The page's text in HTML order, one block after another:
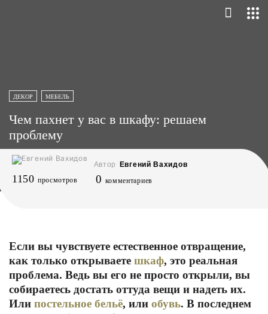
ДЕКОР МЕБЕЛЬ
Чем пахнет у вас в шкафу: решаем
проблему
Автор Евгений Вахидов
1150 просмотров 0 комментариев
Если вы чувствуете естественное отвращение,
как только открываете шкаф, это реальная
проблема. Ведь вы его не просто открыли, вы
собираетесь достать оттуда вещи и надеть их.
Или постельное бельё, или обувь. В последнем